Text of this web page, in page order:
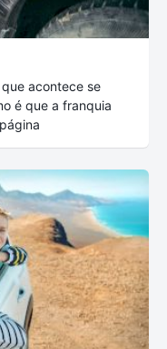
acontece se
é que a franquia